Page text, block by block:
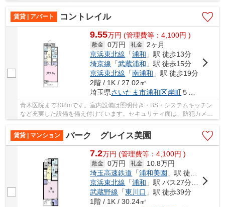
賃貸 | アパート
コントレイル
9.55万円 (管理費等：4,100円 )
敷金 0万円 礼金
2ヶ月
京浜東北線 「浦和 」駅 徒歩13分
埼京線 「武蔵浦和 」駅 徒歩15分
京浜東北線 「南浦和 」駅 徒歩19分
2階 / 1K / 27.02㎡
埼玉県さいたま市浦和区岸町５丁目２-５
青木医院まで338mです。室内設備は照明付き・BS・システムキッチン
など充実した設備を備え付けています。セキュリティ面は、防犯カメ
賃貸 | マンション
パーク グレイス美園
7.2万円 (管理費等：4,100円 )
敷金 0万円 礼金
10.8万円
埼玉高速鉄道 「浦和美園 」駅 徒歩8分
京浜東北線 「浦和 」駅 バス27分 「浦和美園駅西口（バス」 停歩8分
武蔵野線 「東川口 」駅 徒歩39分
1階 / 1K / 30.24㎡